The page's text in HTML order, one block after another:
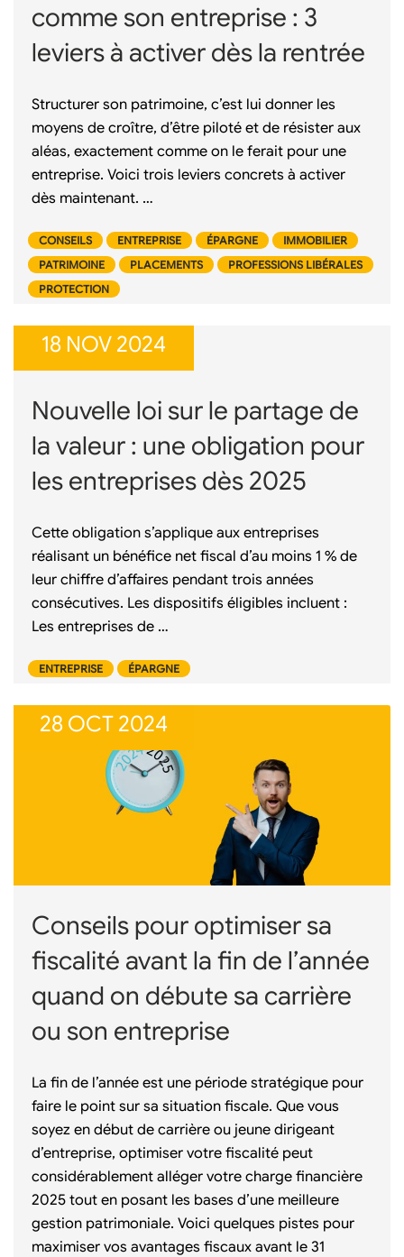
comme son entreprise : 3
leviers à activer dès la rentrée
Structurer son patrimoine, c’est lui donner les
moyens de croître, d’être piloté et de résister aux
aléas, exactement comme on le ferait pour une
entreprise. Voici trois leviers concrets à activer
dès maintenant. …
CONSEILS ENTREPRISE ÉPARGNE
IMMOBILIER
PATRIMOINE
PLACEMENTS
PROFESSIONS LIBÉRALES
PROTECTION
18 NOV 2024
Nouvelle loi sur le partage de
la valeur : une obligation pour
les entreprises dès 2025
Cette obligation s’applique aux entreprises
réalisant un bénéfice net fiscal d’au moins 1 % de
leur chiffre d’affaires pendant trois années
consécutives. Les dispositifs éligibles incluent :
Les entreprises de …
ENTREPRISE ÉPARGNE
28 OCT 2024
Conseils pour optimiser sa
fiscalité avant la fin de l’année
quand on débute sa carrière
ou son entreprise
La fin de l’année est une période stratégique pour
faire le point sur sa situation fiscale. Que vous
soyez en début de carrière ou jeune dirigeant
d’entreprise, optimiser votre fiscalité peut
considérablement alléger votre charge financière
2025 tout en posant les bases d’une meilleure
gestion patrimoniale. Voici quelques pistes pour
maximiser vos avantages fiscaux avant le 31